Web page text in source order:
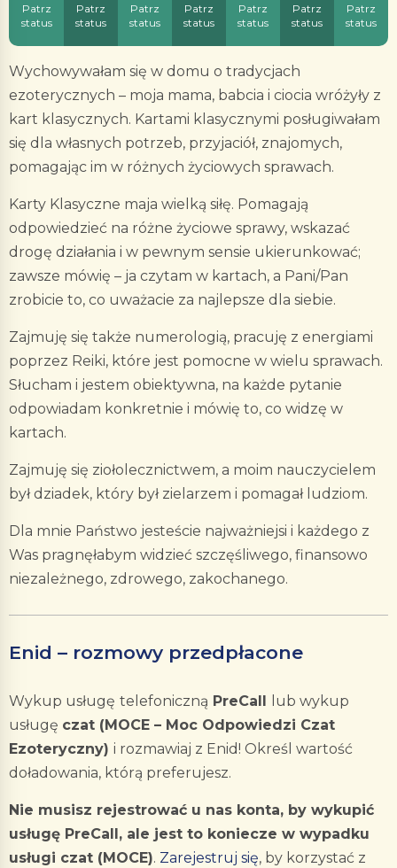
Patrz
status
Patrz
status
Patrz
status
Patrz
status
Patrz
status
Patrz
status
Patrz
status
Wychowywałam się w domu o tradycjach
ezoterycznych – moja mama, babcia i ciocia wróżyły z
kart klasycznych. Kartami klasycznymi posługiwałam
się dla własnych potrzeb, przyjaciół, znajomych,
pomagając im w różnych życiowych sprawach.
Karty Klasyczne maja wielką siłę. Pomagają
odpowiedzieć na różne życiowe sprawy, wskazać
drogę działania i w pewnym sensie ukierunkować;
zawsze mówię – ja czytam w kartach, a Pani/Pan
zrobicie to, co uważacie za najlepsze dla siebie.
Zajmuję się także numerologią, pracuję z energiami
poprzez Reiki, które jest pomocne w wielu sprawach.
Słucham i jestem obiektywna, na każde pytanie
odpowiadam konkretnie i mówię to, co widzę w
kartach.
Zajmuję się ziołolecznictwem, a moim nauczycielem
był dziadek, który był zielarzem i pomagał ludziom.
Dla mnie Państwo jesteście najważniejsi i każdego z
Was pragnęłabym widzieć szczęśliwego, finansowo
niezależnego, zdrowego, zakochanego.
Enid – rozmowy przedpłacone
Wykup usługę telefoniczną PreCall
lub wykup
usługę czat (MOCE – Moc Odpowiedzi Czat
Ezoteryczny) i rozmawiaj z Enid! Określ wartość
doładowania, którą preferujesz.
Nie musisz rejestrować u nas konta, by wykupić
usługę PreCall, ale jest to koniecze w wypadku
usługi czat (MOCE). Zarejestruj się, by korzystać z